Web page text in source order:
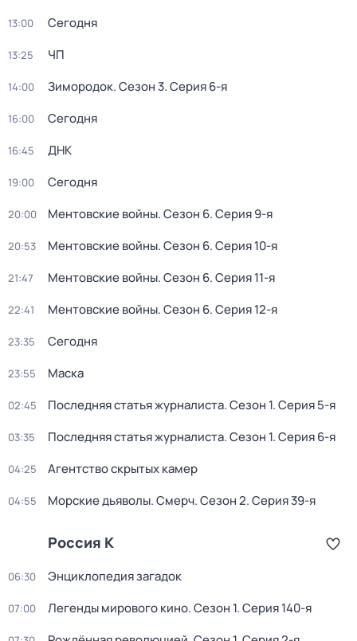
13:00 Сегодня
13:25 ЧП
14:00 Зимородок. Сезон 3. Серия 6-я
16:00 Сегодня
16:45 ДНК
19:00 Сегодня
20:00 Ментовские войны. Сезон 6. Серия 9-я
20:53 Ментовские войны. Сезон 6. Серия 10-я
21:47 Ментовские войны. Сезон 6. Серия 11-я
22:41 Ментовские войны. Сезон 6. Серия 12-я
23:35 Сегодня
23:55 Маска
02:45 Последняя статья журналиста. Сезон 1. Серия 5-я
03:35 Последняя статья журналиста. Сезон 1. Серия 6-я
04:25 Агентство скрытых камер
04:55 Морские дьяволы. Смерч. Сезон 2. Серия 39-я
Россия К
06:30 Энциклопедия загадок
07:00 Легенды мирового кино. Сезон 1. Серия 140-я